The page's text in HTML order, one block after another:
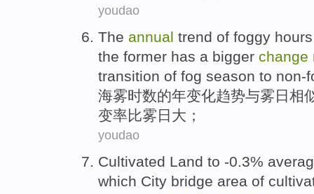
youdao
The annual trend of foggy
the former has a bigger change
transition of fog season to non-
海雾时数的年变化趋势与雾 日 相
变率比雾日 大 ；
youdao
Cultivated Land to -0.3%
which City bridge area of